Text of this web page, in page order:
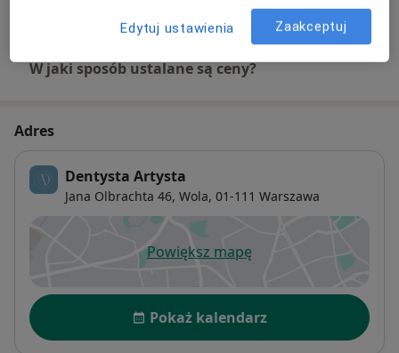
W jaki sposób ustalane są ceny?
Adres
Dentysta Artysta
Jana Olbrachta 46, Wola, 01-111 Warszawa
Powiększ mapęotwiera się w nowej karcie
Dostępność
Pokaż kalendarz
Edytuj ustawienia Zaakceptuj